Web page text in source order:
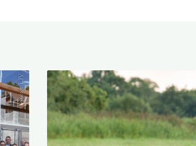
Stifter/LJV